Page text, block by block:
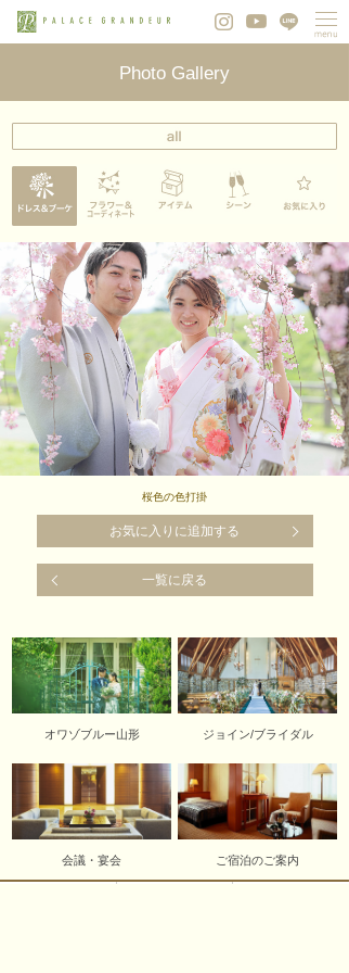
Photo Gallery
桜色の色打掛
お気に入りに追加する
一覧に戻る
オワゾブルー山形 ジョイン/ブライダル
会議・宴会 ご宿泊のご案内